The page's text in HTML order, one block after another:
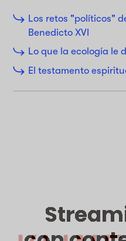
Los retos "políticos"
Benedicto XVI
Lo que la ecología le
El testamento